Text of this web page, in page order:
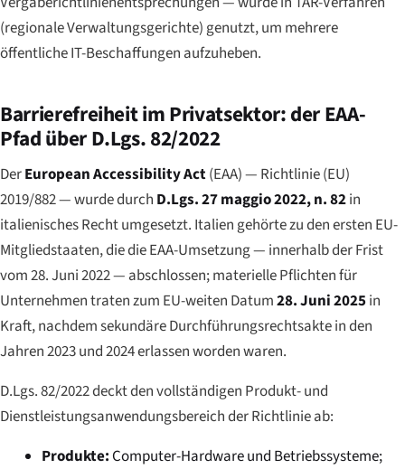
(regionale Verwaltungsgerichte) genutzt, um mehrere
öffentliche IT-Beschaffungen aufzuheben.
Barrierefreiheit im Privatsektor: der EAA-
Pfad über D.Lgs. 82/2022
DerEuropean Accessibility Act(EAA) — Richtlinie (EU)
2019/882 — wurde durch D.Lgs. 27 maggio 2022, n. 82in
italienisches Recht umgesetzt. Italien gehörte zu den ersten EU-
Mitgliedstaaten, die die EAA-Umsetzung — innerhalb der Frist
vom 28. Juni 2022 — abschlossen; materielle Pflichten für
Unternehmen traten zum EU-weiten Datum28. Juni 2025in
Kraft, nachdem sekundäre Durchführungsrechtsakte in den
Jahren 2023 und 2024 erlassen worden waren.
D.Lgs. 82/2022 deckt den vollständigen Produkt- und
Dienstleistungsanwendungsbereich der Richtlinie ab:
Produkte:Computer-Hardware und Betriebssysteme;